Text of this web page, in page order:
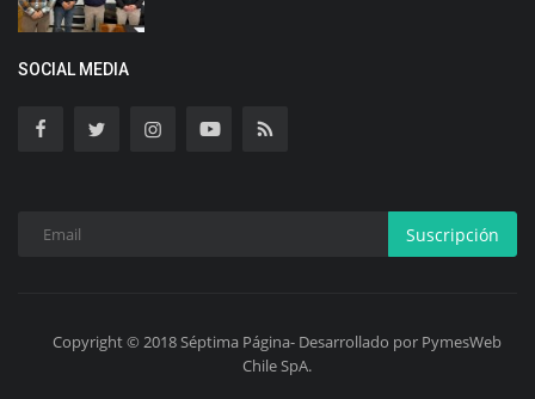
SOCIAL MEDIA
Suscripción
Copyright © 2018 Séptima Página- Desarrollado por PymesWeb
Chile SpA.